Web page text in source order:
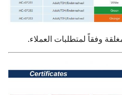
وفقاً لمتطلبات العملاء.